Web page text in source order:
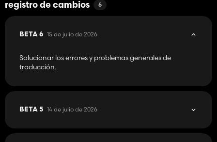
registro de cambios 6
BETA 6 15 de julio de 2026
Solucionar los errores y problemas generales de
traducción.
BETA 5 14 de julio de 2026